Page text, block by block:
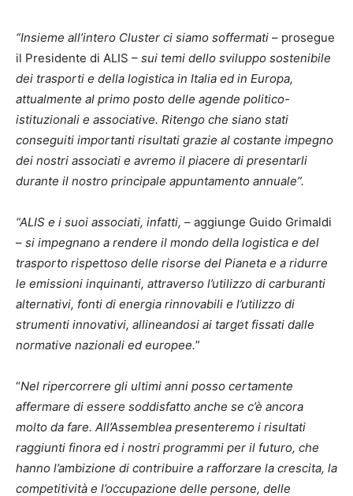
“Insieme all’intero Cluster ci siamo soffermati – prosegue
il Presidente di ALIS – sui temi dello sviluppo sostenibile
dei trasporti e della logistica in Italia ed in Europa,
attualmente al primo posto delle agende politico-
istituzionali e associative. Ritengo che siano stati
conseguiti importanti risultati grazie al costante impegno
dei nostri associati e avremo il piacere di presentarli
durante il nostro principale appuntamento annuale”.
“ALIS e i suoi associati, infatti, – aggiunge Guido Grimaldi
– si impegnano a rendere il mondo della logistica e del
trasporto rispettoso delle risorse del Pianeta e a ridurre
le emissioni inquinanti, attraverso l’utilizzo di carburanti
alternativi, fonti di energia rinnovabili e l’utilizzo di
strumenti innovativi, allineandosi ai target fissati dalle
normative nazionali ed europee.”
“Nel ripercorrere gli ultimi anni posso certamente
affermare di essere soddisfatto anche se c’è ancora
molto da fare. All’Assemblea presenteremo i risultati
raggiunti finora ed i nostri programmi per il futuro, che
hanno l’ambizione di contribuire a rafforzare la crescita, la
competitività e l’occupazione delle persone, delle